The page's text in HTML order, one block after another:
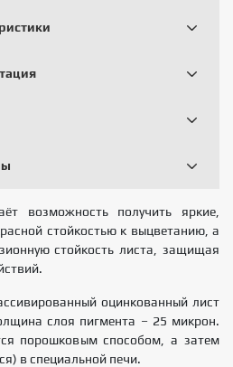
возможность получить яркие,
стойкостью к выцветанию, а
стойкость листа, защищая
оцинкованный лист
слоя пигмента – 25 микрон.
порошковым способом, а затем
в специальной печи.